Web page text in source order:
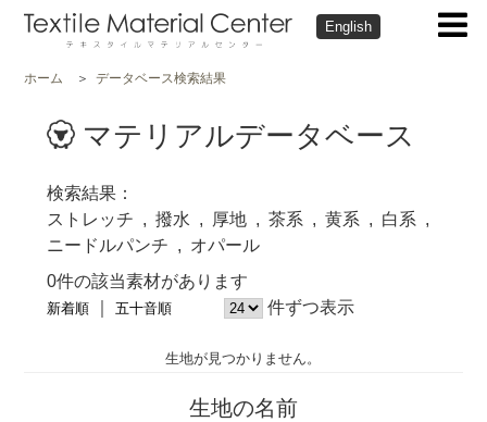
English
ホーム データベース検索結果
マテリアルデータベース
検索結果
ストレッチ
撥水 厚地 茶系 黄系
白系
ニードルパンチ
オパール
0件の該当素材があります
新着順 五十音順 件ずつ表示
生地が見つかりません。
生地の名前